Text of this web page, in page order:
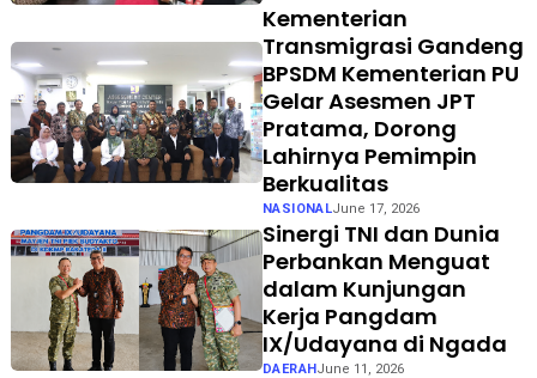
Kementerian
Transmigrasi Gandeng
BPSDM Kementerian PU
Gelar Asesmen JPT
Pratama, Dorong
Lahirnya Pemimpin
Berkualitas
NASIONALJune 17, 2026
Sinergi TNI dan Dunia
Perbankan Menguat
dalam Kunjungan
Kerja Pangdam
IX/Udayana di Ngada
DAERAHJune 11, 2026